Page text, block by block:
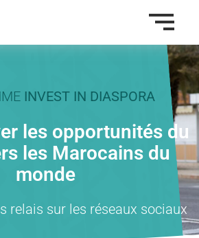
INVEST IN DIASPORA
les opportunités du
les Marocains du
monde
relais sur les réseaux sociaux